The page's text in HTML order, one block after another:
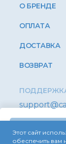
ВОЗВРАТ
ДОСТАВКА
ОПЛАТА
О БРЕНДЕ
Оферта
Этот сайт
обеспечить вам